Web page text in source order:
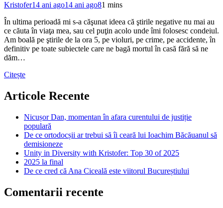
Kristofer14 ani ago14 ani ago81 mins
În ultima perioadă mi s-a căşunat ideea că ştirile negative nu mai au
ce căuta în viaţa mea, sau cel puţin acolo unde îmi folosesc condeiul.
Am boală pe ştirile de la ora 5, pe violuri, pe crime, pe accidente, în
definitiv pe toate subiectele care ne bagă mortul în casă fără să ne
dăm…
Citește
Articole Recente
Nicușor Dan, momentan în afara curentului de justiție
populară
De ce ortodocșii ar trebui să îi ceară lui Ioachim Băcăuanul să
demisioneze
Unity in Diversity with Kristofer: Top 30 of 2025
2025 la final
De ce cred că Ana Ciceală este viitorul Bucureștiului
Comentarii recente